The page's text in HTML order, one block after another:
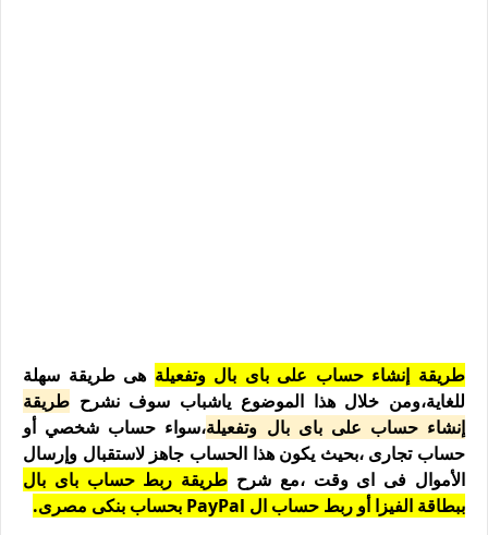
طريقة إنشاء حساب على باى بال وتفعيلة هى طريقة سهلة
للغاية،ومن خلال هذا الموضوع ياشباب سوف نشرح طريقة
إنشاء حساب على باى بال وتفعيلة،سواء حساب شخصي أو
حساب تجارى ،بحيث يكون هذا الحساب جاهز لاستقبال وإرسال
الأموال فى اى وقت ،مع شرح طريقة ربط حساب باى بال
ببطاقة الفيزا أو ربط حساب ال PayPal بحساب بنكى مصرى.